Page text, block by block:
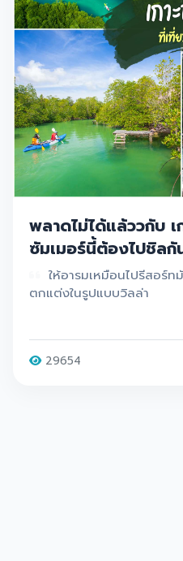
พลาดไม่ได้แล้ววกับ เ
ซัมเมอร์นี้ต้องไปชิลกั
ให้อารมเหมือนไปรีสอร์
ตกแต่งในรูปแบบวิลล่า
29654